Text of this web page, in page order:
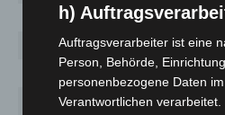
40 – 49 Jahre
50 – 59 Jahre
60 – 69 Jahre
70 – 79 Jahre
h)
Auftragsverarbeiter ist eine
Person, Behörde,
personenbezogene Daten
Verantwortlichen verarbeitet.